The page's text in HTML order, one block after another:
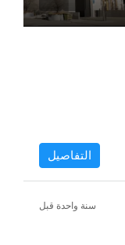
التفاصيل
‏سنة واحدة قبل